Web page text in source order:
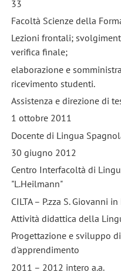
33
Facoltà Scienze della
Lezioni frontali;
verifica finale;
elaborazione e
ricevimento studenti.
Assistenza e direzione di
1 ottobre 2011
Docente di Lingua
30 giugno 2012
Centro Interfacoltà di
"L.Heilmann"
CILTA – P.zza S. Giovanni
Attività didattica della
Progettazione e sviluppo
d'apprendimento
2011 – 2012 intero a.a.